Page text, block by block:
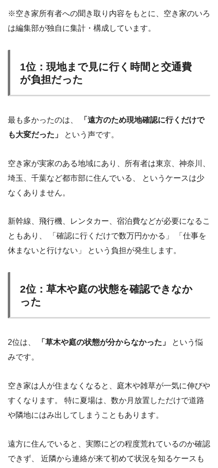
※空き家所有者への聞き取り内容をもとに、空き家のいろ
は編集部が独自に集計・構成しています。
1位：現地まで見に行く時間と交通費
が負担だった
最も多かったのは、
「遠方のため現地確認に行くだけで
も大変だった」
という声です。
空き家が実家のある地域にあり、所有者は東京、神奈川、
埼玉、千葉など都市部に住んでいる、 というケースは少
なくありません。
新幹線、飛行機、レンタカー、宿泊費などが必要になるこ
ともあり、 「確認に行くだけで数万円かかる」 「仕事を
休まないと行けない」 という負担が発生します。
2位：草木や庭の状態を確認できなか
った
2位は、 「草木や庭の状態が分からなかった」
という悩
みです。
空き家は人が住まなくなると、庭木や雑草が一気に伸びや
すくなります。 特に夏場は、数か月放置しただけで道路
や隣地にはみ出してしまうこともあります。
遠方に住んでいると、実際にどの程度荒れているのか確認
できず、 近隣から連絡が来て初めて状況を知るケースも